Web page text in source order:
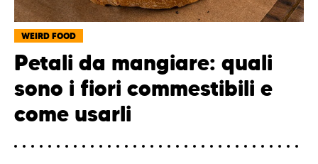
WEIRD FOOD
Petali da mangiare: quali
sono i fiori commestibili e
come usarli